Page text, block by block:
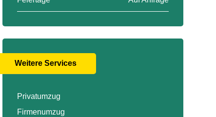
Weitere Services
Privatumzug
Firmenumzug